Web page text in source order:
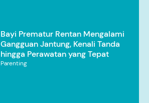
Bayi Prematur Rentan Mengalami
Gangguan Jantung, Kenali Tanda
hingga Perawatan yang Tepat
Parenting